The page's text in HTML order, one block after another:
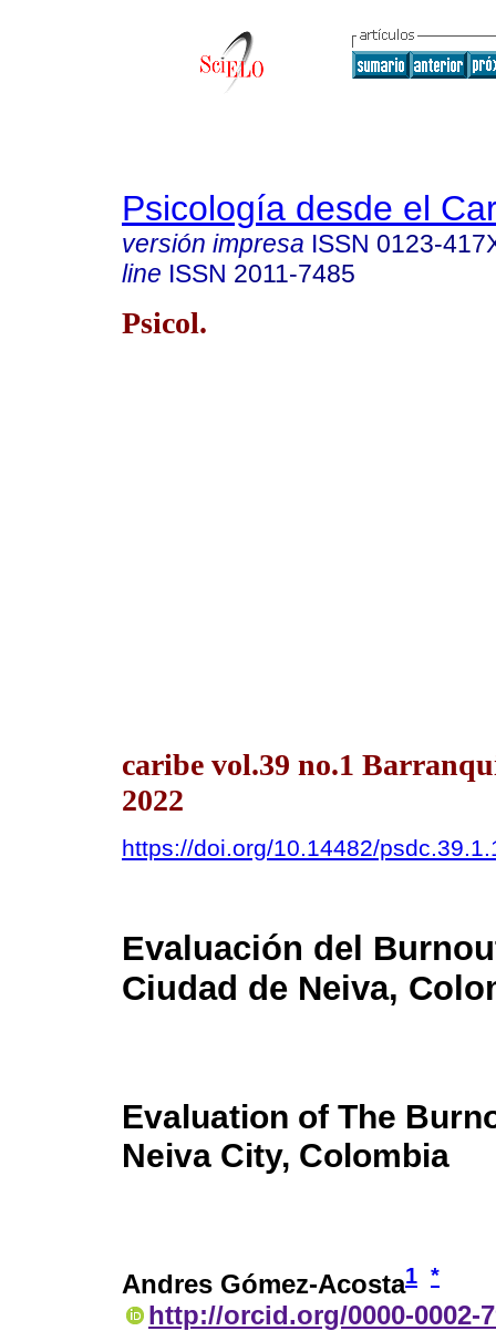
Psicología desde el
versión impresa ISSN 0123-
line ISSN 2011-7485
Psicol.
caribe vol.39 no.1
2022
https://doi.org/10.14482/
Evaluación del
Ciudad de Neiva,
Evaluation of The
Neiva City, Colombia
Andres Gómez-Acosta1 *
http://orcid.org/0000-0002-